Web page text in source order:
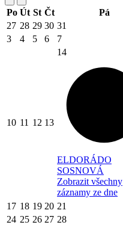
Po Út St Čt Pá
27 28 29 30 31
3
4 5 6 7
10 11 12 13
14
ELDORÁDO
SOSNOVÁ
Zobrazit všechny
záznamy ze dne
17 18 19 20 21
24 25 26 27 28